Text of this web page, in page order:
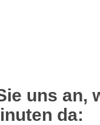
uns an,
da: